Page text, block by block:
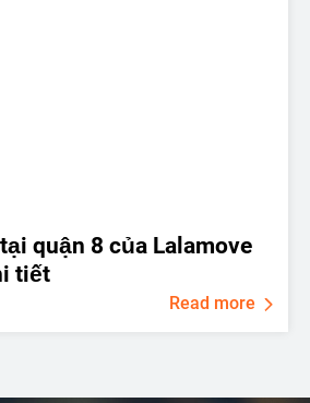
quận 8 của Lalamove
tiết
Read more